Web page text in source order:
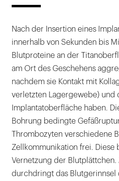
Nach der Insertion eines
innerhalb von Sekunden bis
Blutproteine an der
am Ort des Geschehens
nachdem sie Kontakt mit
verletzten Lagergewebe) und
Implantatoberfläche haben.
Bohrung bedingte
Thrombozyten verschiedene
Zellkommunikation frei. Diese
Vernetzung der
durchdringt das Blutgerinnsel